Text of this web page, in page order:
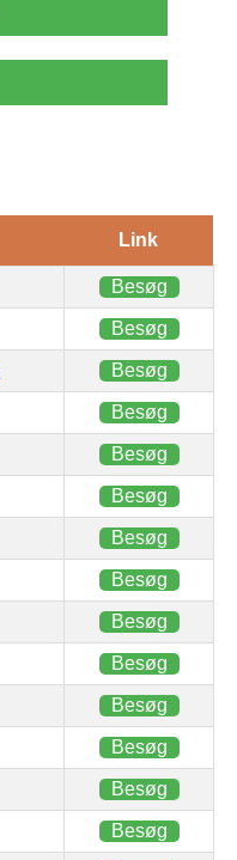
Link
Besøg
Besøg
Besøg
Besøg
Besøg
Besøg
Besøg
Besøg
Besøg
Besøg
Besøg
Besøg
Besøg
Besøg